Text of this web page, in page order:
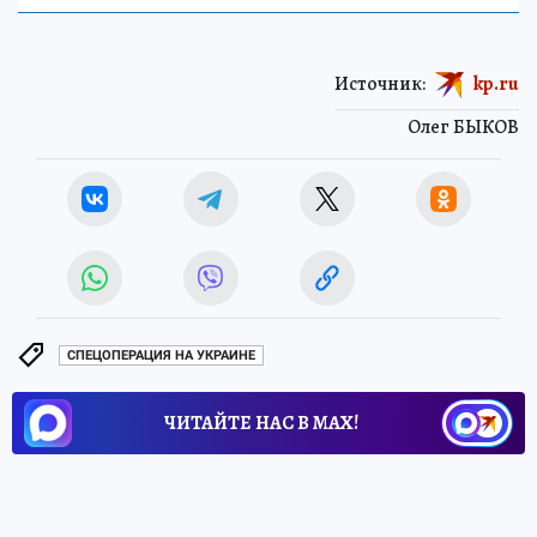
Олег БЫКОВ
Источник: kp.ru
СПЕЦОПЕРАЦИЯ НА УКРАИНЕ
ЧИТАЙТЕ НАС В МАХ!